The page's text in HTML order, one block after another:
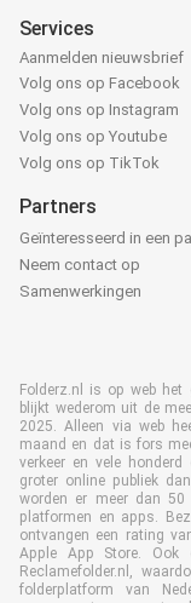
Services
Aanmelden nieuwsbrief
Volg ons op Facebook
Volg ons op Instagram
Volg ons op Youtube
Volg ons op TikTok
Partners
Geïnteresseerd in een
Neem contact op
Samenwerkingen
Folderz.nl is op web het
blijkt wederom uit de
2025. Alleen via web
maand en dat is fors
verkeer en vele
groter online publiek
worden er meer dan 50
platformen en apps.
ontvangen een rating
Apple App Store. Ook
Reclamefolder.nl,
folderplatform van